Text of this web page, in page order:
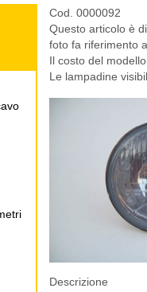
Cod. 0000092
Questo articolo è
foto fa riferimento
Il costo del
Le lampadine
Descrizione